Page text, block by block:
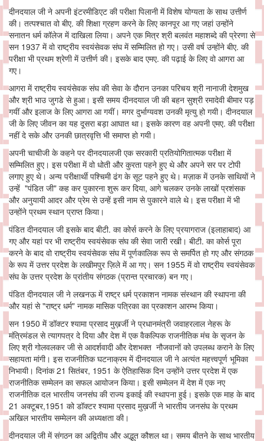
दीनदयाल जी ने अपनी इंटरमीडिएट की परीक्षा पिलानी में विशेष योग्यता के साथ उत्तीर्ण
की। तत्पश्चात वो बीए. की शिक्षा ग्रहण करने के लिए कानपूर आ गए जहां उन्होंने
सनातन धर्म कॉलेज में दाखिला लिया। अपने एक मित्र श्री बलवंत महाशब्दे की प्रेरणा से
सन 1937 में वो राष्ट्रीय स्वयंसेवक संघ में सम्मिलित हो गए। उसी वर्ष उन्होंने बीए. की
परीक्षा भी प्रथम श्रेणी में उत्तीर्ण की। इसके बाद एमए. की पढ़ाई के लिए वो आगरा आ
गए।
आगरा में राष्ट्रीय स्वयंसेवक संघ की सेवा के दौरान उनका परिचय श्री नानाजी देशमुख
और श्री भाउ जुगडे से हुआ। इसी समय दीनदयाल जी की बहन सुश्री रमादेवी बीमार पड़
गयीं और इलाज के लिए आगरा आ गयीं। मगर दुर्भाग्यवश उनकी मृत्यु हो गयी। दीनदयाल
जी के लिए जीवन का यह दूसरा बड़ा आघात था। इसके कारण वह अपनी एमए. की परीक्षा
नहीं दे सके और उनकी छात्रवृत्ति भी समाप्त हो गयी।
अपनी चाचीजी के कहने पर दीनदयालजी एक सरकारी प्रतियोगितात्मक परीक्षा में
सम्मिलित हुए। इस परीक्षा में वो धोती और कुरता पहने हुए थे और अपने सर पर टोपी
लगाए हुए थे। अन्य परीक्षार्थी पश्चिमी ढंग के सूट पहने हुए थे। मज़ाक में उनके साथियों ने
उन्हें "पंडित जी" कह कर पुकारना शुरू कर दिया, आगे चलकर उनके लाखों प्रशंसक
और अनुयायी आदर और प्रेम से उन्हें इसी नाम से पुकारने वाले थे। इस परीक्षा में भी
उन्होंने प्रथम स्थान प्राप्त किया।
पंडित दीनदयाल जी इसके बाद बीटी. का कोर्स करने के लिए प्रयागराज (इलाहाबाद) आ
गए और यहां पर भी राष्ट्रीय स्वयंसेवक संघ की सेवा जारी रखी। बीटी. का कोर्स पूरा
करने के बाद वो राष्ट्रीय स्वयंसेवक संघ में पूर्णकालिक रूप से समर्पित हो गए और संगठक
के रूप में उत्तर प्रदेश के लखीमपुर ज़िले में आ गए। सन 1955 में वो राष्ट्रीय स्वयंसेवक
संघ के उत्तर प्रदेश के प्रांतीय संगठक (प्रान्त प्रचारक) बन गए।
पंडित दीनदयाल जी ने लखनऊ में राष्ट्र धर्म प्रकाशन नामक संस्थान की स्थापना की
और यहां से "राष्ट्र धर्म" नामक मासिक पत्रिका का प्रकाशन आरम्भ किया।
सन 1950 में डॉक्टर श्यामा प्रसाद मुख़र्जी ने प्रधानमंत्री जवाहरलाल नेहरू के
मंत्रिमंडल से त्यागपत्र दे दिया और देश में एक वैकल्पिक राजनीतिक मंच के सृजन के
लिए श्री गोलवलकर जी से आदर्शवादी और देशभक्त नौजवानों को उपलब्ध कराने के लिए
सहायता मांगी। इस राजनीतिक घटनाक्रम में दीनदयाल जी ने अत्यंत महत्त्वपूर्ण भूमिका
निभायी। दिनांक 21 सितंबर, 1951 के ऐतिहासिक दिन उन्होंने उत्तर प्रदेश में एक
राजनीतिक सम्मेलन का सफल आयोजन किया। इसी सम्मेलन में देश में एक नए
राजनीतिक दल भारतीय जनसंघ की राज्य इकाई की स्थापना हुई। इसके एक माह के बाद
21 अक्टूबर,1951 को डॉक्टर श्यामा प्रसाद मुख़र्जी ने भारतीय जनसंघ के प्रथम
अखिल भारतीय सम्मेलन की अध्यक्षता की।
दीनदयाल जी में संगठन का अद्वितीय और अद्भुत कौशल था। समय बीतने के साथ भारतीय